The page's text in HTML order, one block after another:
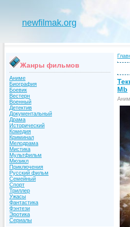
newfilmak.org
Жанры фильмов
Аниме
Биография
Боевик
Вестерн
Военный
Детектив
Документальный
Драма
Исторический
Комедия
Криминал
Мелодрама
Мистика
Мультфильм
Мюзикл
Приключения
Русский фильм
Семейный
Спорт
Триллер
Ужасы
Фантастика
Фэнтези
Эротика
Сериалы
Mb